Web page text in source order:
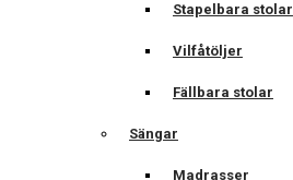
Stapelbara stolar
Vilfåtöljer
Fällbara stolar
Sängar
Madrasser